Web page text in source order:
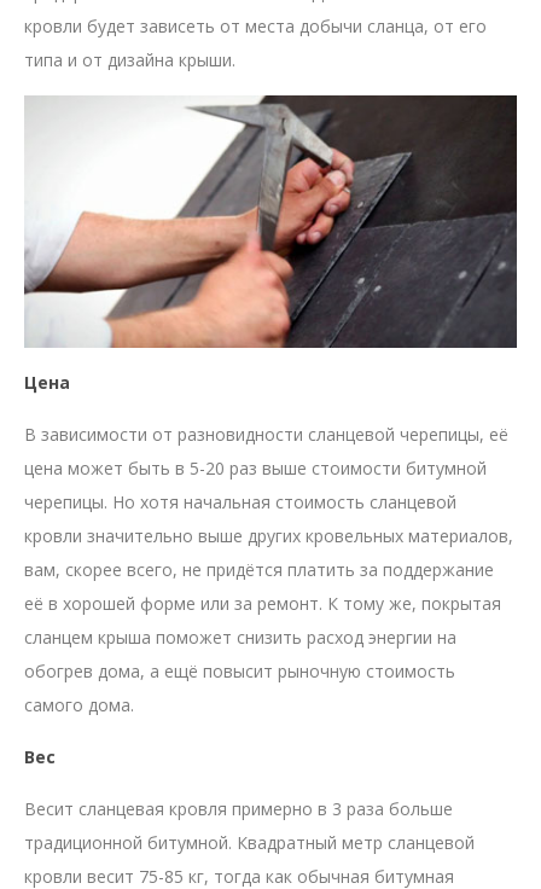
кровли будет зависеть от места добычи сланца, от его
типа и от дизайна крыши.
Цена
В зависимости от разновидности сланцевой черепицы, её
цена может быть в 5-20 раз выше стоимости битумной
черепицы. Но хотя начальная стоимость сланцевой
кровли значительно выше других кровельных материалов,
вам, скорее всего, не придётся платить за поддержание
её в хорошей форме или за ремонт. К тому же, покрытая
сланцем крыша поможет снизить расход энергии на
обогрев дома, а ещё повысит рыночную стоимость
самого дома.
Вес
Весит сланцевая кровля примерно в 3 раза больше
традиционной битумной. Квадратный метр сланцевой
кровли весит 75-85 кг, тогда как обычная битумная